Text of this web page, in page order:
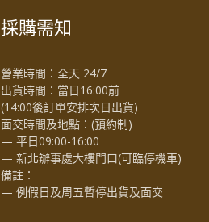
採購需知
營業時間：全天 24/7
出貨時間：當日16:00前
(14:00後訂單安排次日出貨)
面交時間及地點：(預約制)
— 平日09:00-16:00
— 新北辦事處大樓門口(可臨停機車)
備註：
— 例假日及周五暫停出貨及面交